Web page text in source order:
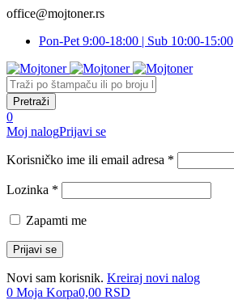
office@mojtoner.rs
Pon-Pet 9:00-18:00 | Sub 10:00-15:00
0
Moj nalogPrijavi se
Korisničko ime ili email adresa *
Lozinka *
Zapamti me
Novi sam korisnik. Kreiraj novi nalog
0 Moja Korpa0,00 RSD